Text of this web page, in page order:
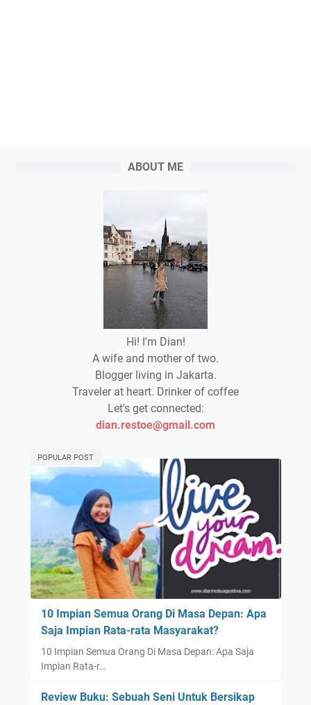
ABOUT ME
Hi! I'm Dian!
A wife and mother of two.
Blogger living in Jakarta.
Traveler at heart. Drinker of coffee
Let's get connected:
dian.restoe@gmail.com
POPULAR POST
10 Impian Semua Orang Di Masa Depan: Apa
Saja Impian Rata-rata Masyarakat?
10 Impian Semua Orang Di Masa Depan: Apa Saja
Impian Rata-r…
Review Buku: Sebuah Seni Untuk Bersikap